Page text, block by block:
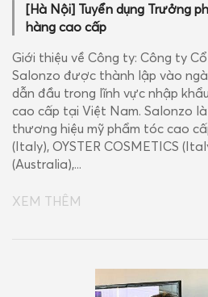
[Hà Nội] Tuyển dụng Trưởng
hàng cao cấp
Giới thiệu về Công ty: Công ty
Salonzo được thành lập vào
dẫn đầu trong lĩnh vực nhập
cao cấp tại Việt Nam. Salonzo
thương hiệu mỹ phẩm tóc cao
(Italy), OYSTER COSMETICS
(Australia),...
XEM THÊM